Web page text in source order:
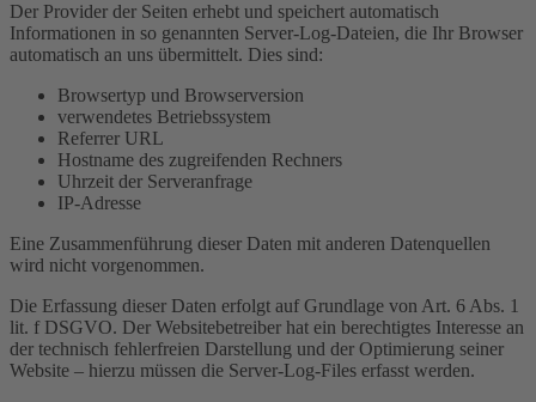
Der Provider der Seiten erhebt und speichert automatisch
Informationen in so genannten Server-Log-Dateien, die Ihr Browser
automatisch an uns übermittelt. Dies sind:
Browsertyp und Browserversion
verwendetes Betriebssystem
Referrer URL
Hostname des zugreifenden Rechners
Uhrzeit der Serveranfrage
IP-Adresse
Eine Zusammenführung dieser Daten mit anderen Datenquellen
wird nicht vorgenommen.
Die Erfassung dieser Daten erfolgt auf Grundlage von Art. 6 Abs. 1
lit. f DSGVO. Der Websitebetreiber hat ein berechtigtes Interesse an
der technisch fehlerfreien Darstellung und der Optimierung seiner
Website – hierzu müssen die Server-Log-Files erfasst werden.